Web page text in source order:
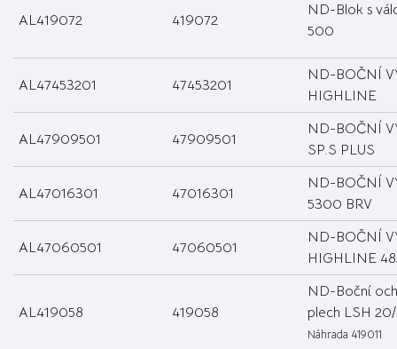
AL419072 419072
ND-Blok s
500
AL47453201 47453201
ND-BOČNÍ
HIGHLINE
AL47909501 47909501
ND-BOČNÍ
SP.S PLUS
AL47016301 47016301
ND-BOČNÍ
5300 BRV
AL47060501 47060501
ND-BOČNÍ
HIGHLINE
AL419058 419058
ND-Boční
plech LSH
Náhrada 419011